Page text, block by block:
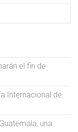
el fin de
Internacional de
una